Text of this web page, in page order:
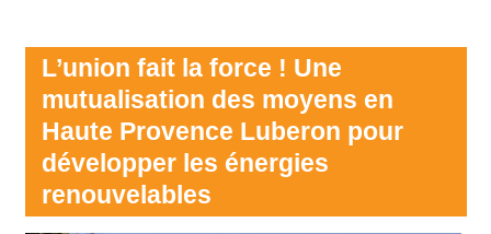
L’union fait la force ! Une
mutualisation des moyens en
Haute Provence Luberon pour
développer les énergies
renouvelables